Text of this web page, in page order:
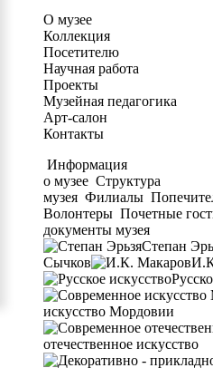
О музее
Коллекция
Посетителю
Научная работа
Проекты
Музейная педагогика
Арт-салон
Контакты
Информация
о музее Структура
музея Филиалы
Волонтеры Почетные
документы музея
Степан
Сычков
искусство Мордовии
отечественное искусство